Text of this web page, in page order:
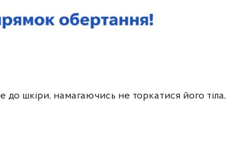
до шкіри, намагаючись не торкатися його тіла,